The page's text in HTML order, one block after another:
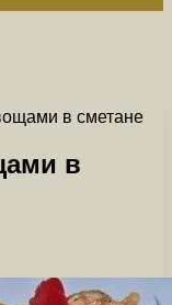
в сметане
в